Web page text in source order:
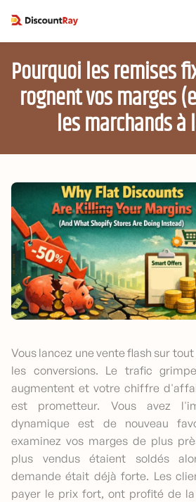
Pourquoi les remises
rognent vos marges
les marchands à
Vous lancez une vente flash sur
les conversions. Le trafic
augmentent et votre chiffre
est prometteur. Vous avez
dynamique est de nouveau
examinez vos marges de plus
plus vendus étaient soldés
demande était déjà forte. Les
payer le prix fort, ont profité de